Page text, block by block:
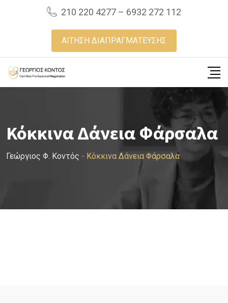
210 220 4277 – 6932 272 112
ΑΙΤΗΣΗ ΔΙΑΠΡΑΓΜΑΤΕΥΣΗΣ
Κόκκινα Δάνεια Φάρσαλα
Γεώργιος Φ. Κοντός - Κόκκινα Δάνεια Φάρσαλα